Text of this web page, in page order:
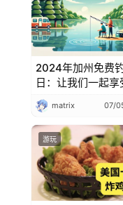
2024年加州免费
日：让我们一起享
自然的乐趣，在美
鱼的注意事项
matrix 07/
游玩